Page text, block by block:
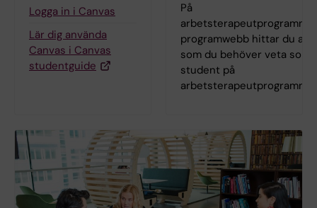
Logga in i Canvas
Lär dig använda
Canvas i Canvas
studentguide
På
programwebb hittar du allt
som du behöver veta som
student på